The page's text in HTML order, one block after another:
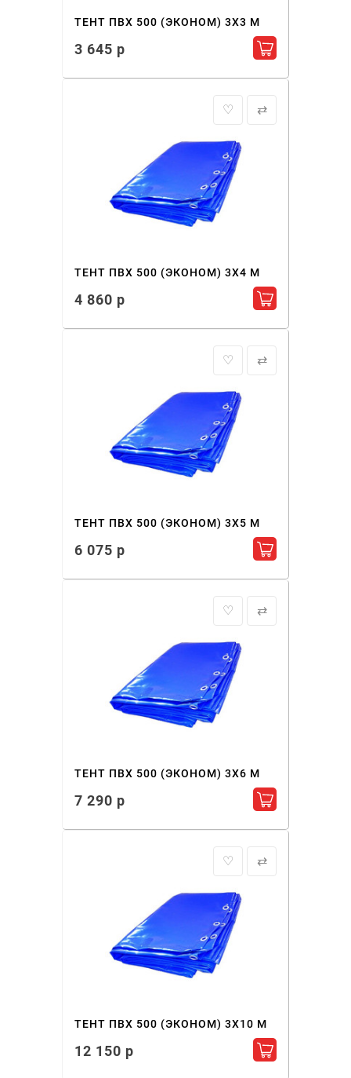
ТЕНТ ПВХ 500 (ЭКОНОМ) 3X3 М
3 645 р Добавить в
♡ ⇄
ТЕНТ ПВХ 500 (ЭКОНОМ) 3X4 М
4 860 р Добавить в
♡ ⇄
ТЕНТ ПВХ 500 (ЭКОНОМ) 3X5 М
6 075 р Добавить в
♡ ⇄
ТЕНТ ПВХ 500 (ЭКОНОМ) 3X6 М
7 290 р Добавить в
♡ ⇄
ТЕНТ ПВХ 500 (ЭКОНОМ) 3X10 М
12 150 р Добавить в